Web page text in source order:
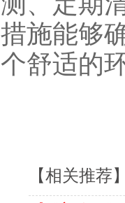
措施能够
个舒适的
【相关推荐